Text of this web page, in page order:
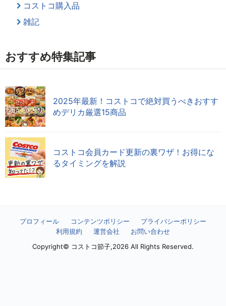
コストコ購入品
雑記
おすすめ特集記事
2025年最新！コストコで絶対買うべきおすす
めデリカ厳選15商品
コストコ会員カード更新の裏ワザ！お得にな
るタイミングを解説
プロフィール コンテンツポリシー
プライバシーポリシー
利用規約
運営会社
お問い合わせ
Copyright© コストコ節子,2026 All Rights Reserved.